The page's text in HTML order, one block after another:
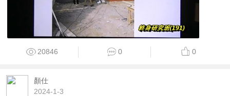
20846 0 0
顏仕
2024-1-3